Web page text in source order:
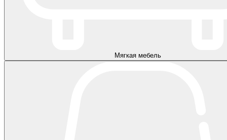
Мягкая мебель